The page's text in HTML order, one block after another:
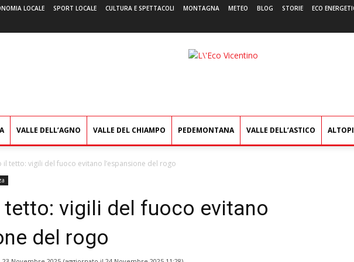
LOCALE SPORT LOCALE CULTURA E SPETTACOLI MONTAGNA METEO BLOG STORIE ECO
L'Eco
VALLE DELL’AGNO VALLE DEL CHIAMPO PEDEMONTANA VALLE DELL’ASTICO
il tetto: vigili del fuoco evitano l’espansione del rogo
vigili del fuoco evitano
del rogo